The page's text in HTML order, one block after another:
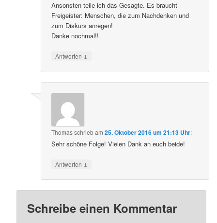
Ansonsten teile ich das Gesagte. Es braucht
Freigeister: Menschen, die zum Nachdenken und
zum Diskurs anregen!
Danke nochmal!!
Antworten ↓
Thomasschriebam25. Oktober 2016 um 21:13 Uhr:
Sehr schöne Folge! Vielen Dank an euch beide!
Antworten ↓
Schreibe einen Kommentar